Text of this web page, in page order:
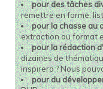
pour des tâches
remettre en forme,
pour la chasse au
extraction au format
pour la rédaction
dizaines de
inspirera ? Nous
pour du